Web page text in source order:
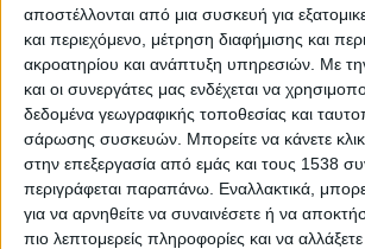
αποστέλλονται από μια συσκευή για
και περιεχόμενο, μέτρηση διαφήμισης και
ακροατηρίου και ανάπτυξη υπηρεσιών. Με
και οι συνεργάτες μας ενδέχεται να
δεδομένα γεωγραφικής τοποθεσίας και
σάρωσης συσκευών. Μπορείτε να κάνετε κλικ
στην επεξεργασία από εμάς και τους 1538
περιγράφεται παραπάνω. Εναλλακτικά,
για να αρνηθείτε να συναινέσετε ή να
πιο λεπτομερείς πληροφορίες και να αλλάξετε
Ασφάλιση της αγροτικής δραστηριότητας